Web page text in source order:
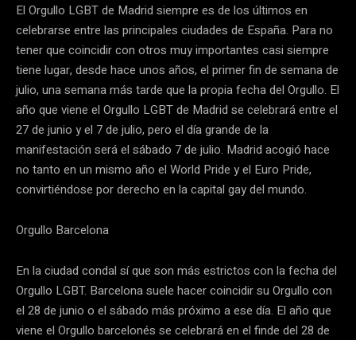
El Orgullo LGBT de Madrid siempre es de los últimos en
celebrarse entre las principales ciudades de España. Para no
tener que coincidir con otros muy importantes casi siempre
tiene lugar, desde hace unos años, el primer fin de semana de
julio, una semana más tarde que la propia fecha del Orgullo. El
año que viene el Orgullo LGBT de Madrid se celebrará entre el
27 de junio y el 7 de julio, pero el día grande de la
manifestación será el sábado 7 de julio. Madrid acogió hace
no tanto en un mismo año el World Pride y el Euro Pride,
convirtiéndose por derecho en la capital gay del mundo.
Orgullo Barcelona
En la ciudad condal sí que son más estrictos con la fecha del
Orgullo LGBT. Barcelona suele hacer coincidir su Orgullo con
el 28 de junio o el sábado más próximo a ese día. El año que
viene el Orgullo barcelonés se celebrará en el finde del 28 de